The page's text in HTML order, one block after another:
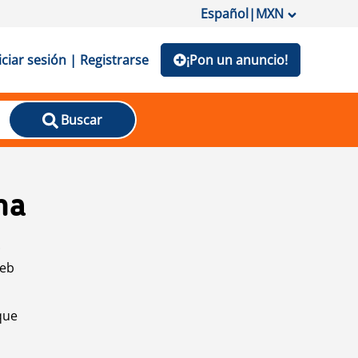
Español|MXN
sesión | Registrarse ¡Pon un anuncio!
Buscar